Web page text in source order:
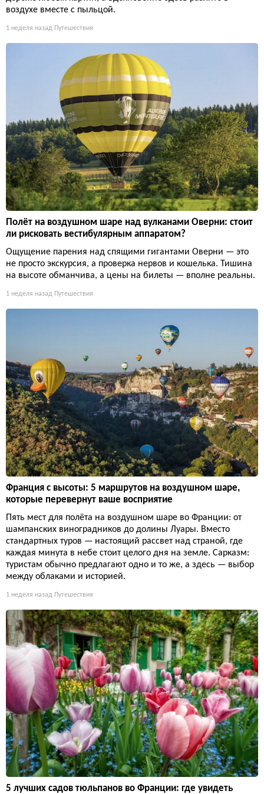
воздухе вместе с пыльцой.
1 неделя назад Путешествия
Полёт на воздушном шаре над вулканами Оверни: стоит
ли рисковать вестибулярным аппаратом?
Ощущение парения над спящими гигантами Оверни — это
не просто экскурсия, а проверка нервов и кошелька. Тишина
на высоте обманчива, а цены на билеты — вполне реальны.
1 неделя назад Путешествия
Франция с высоты: 5 маршрутов на воздушном шаре,
которые перевернут ваше восприятие
Пять мест для полёта на воздушном шаре во Франции: от
шампанских виноградников до долины Луары. Вместо
стандартных туров — настоящий рассвет над страной, где
каждая минута в небе стоит целого дня на земле. Сарказм:
туристам обычно предлагают одно и то же, а здесь — выбор
между облаками и историей.
1 неделя назад Путешествия
5 лучших садов тюльпанов во Франции: где увидеть